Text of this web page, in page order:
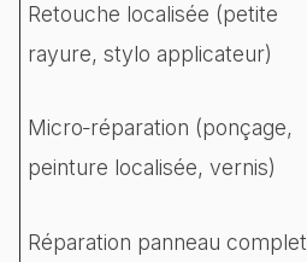
Retouche localisée (petite
rayure, stylo applicateur)
Micro‑réparation (ponçage,
peinture localisée, vernis)
Réparation panneau complet